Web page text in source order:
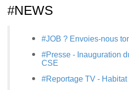
#NEWS
#JOB ? Envoies-nous
#Presse - Inauguration
CSE
#Reportage TV -